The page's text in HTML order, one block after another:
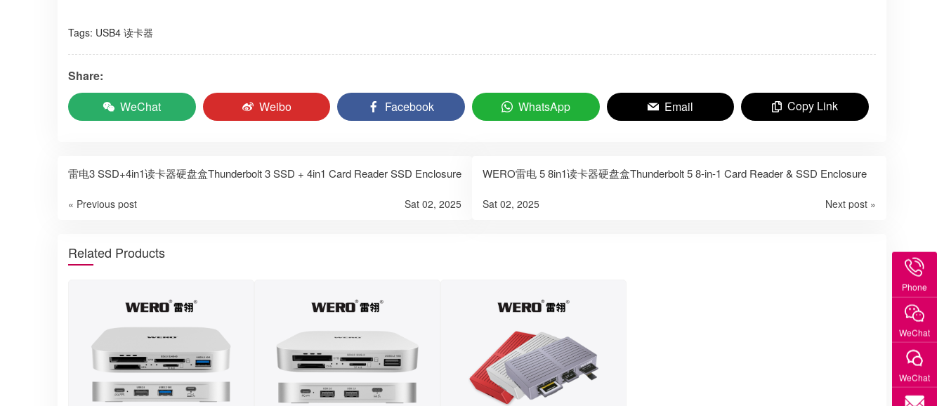
Tags: USB4 读卡器
Share:
WeChat
Weibo Facebook WhatsApp Email Copy Link
雷电3 SSD+4in1读卡器硬盘盒Thunderbolt 3 SSD + 4in1 Card Reader SSD Enclosure
« Previous post Sat 02, 2025
WERO雷电 5 8in1读卡器硬盘盒Thunderbolt 5 8-in-1 Card Reader & SSD Enclosure
Next post »
Sat 02, 2025
Related Products
Phone
WeChat
WeChat